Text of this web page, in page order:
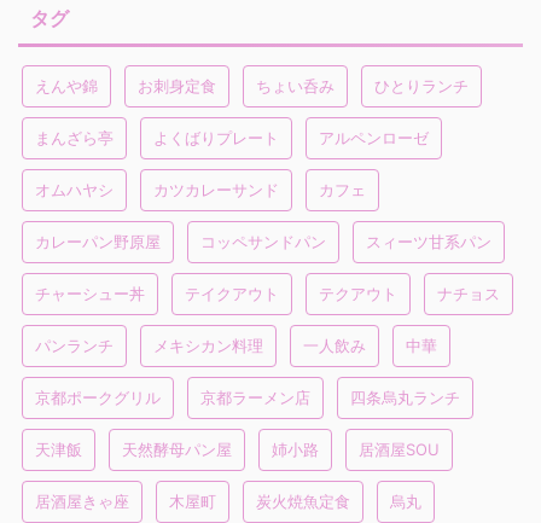
タグ
えんや錦 お刺身定食 ちょい呑み ひとりランチ
まんざら亭 よくばりプレート アルペンローゼ
オムハヤシ カツカレーサンド カフェ
カレーパン野原屋 コッペサンドパン スィーツ甘系パン
チャーシュー丼 テイクアウト テクアウト ナチョス
パンランチ メキシカン料理 一人飲み 中華
京都ポークグリル 京都ラーメン店 四条烏丸ランチ
天津飯 天然酵母パン屋 姉小路 居酒屋SOU
居酒屋きゃ座 木屋町 炭火焼魚定食 烏丸